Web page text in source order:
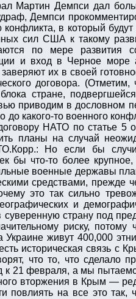
Мартин Демпси дал
Демпси
конфликта, в который
сил США к такому
по мере развития
и вход в Черное море
их в своей
договора.
стране,
приводим в дословном
до какого-то военного
НАТО по статье 5 о
планы на случай
Но если бы
бы что-то более
военные державы
средствами, прежде
это так сильно
и
суверенную страну под
риску, потому
живут 400,000
историческая связь с
что то, что сделало
к 21 февраля, а мы
вторжения в Крым —
повлиять на все это так,